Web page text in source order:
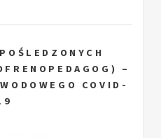
–
COVID-